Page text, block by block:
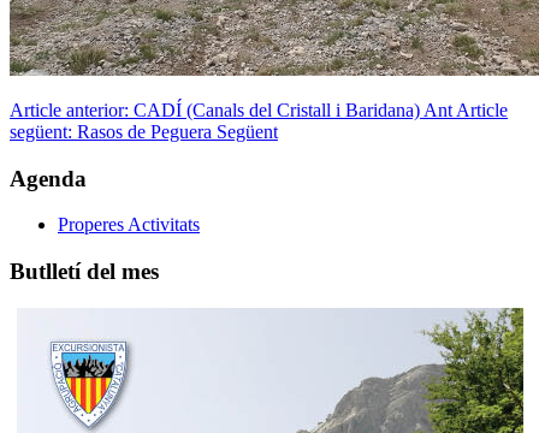
Article anterior: CADÍ (Canals del Cristall i Baridana) Ant Article
següent: Rasos de Peguera Següent
Agenda
Properes Activitats
Butlletí del mes